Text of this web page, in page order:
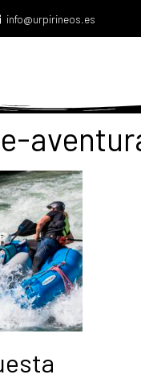
info@urpirineos.es